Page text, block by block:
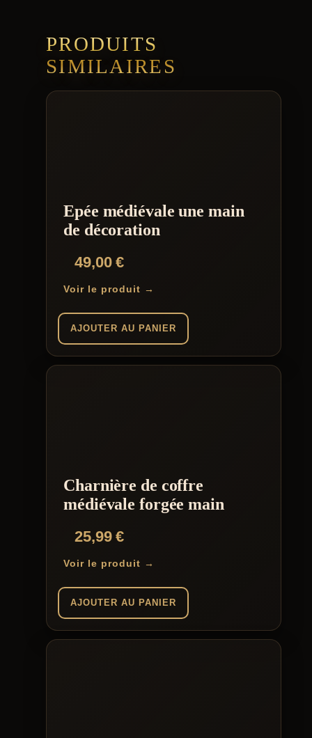
PRODUITS
SIMILAIRES
Epée médiévale une main
de décoration
49,00€
Voir le produit →
AJOUTER AU PANIER
Charnière de coffre
médiévale forgée main
25,99€
Voir le produit →
AJOUTER AU PANIER